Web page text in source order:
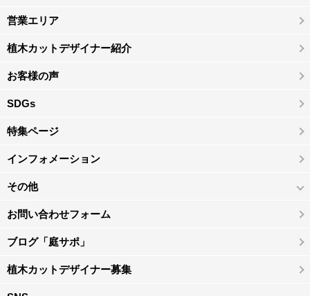
営業エリア
植木カットデザイナー紹介
お客様の声
SDGs
特集ページ
インフォメーション
その他
お問い合わせフォーム
ブログ「庭サポ」
植木カットデザイナー募集